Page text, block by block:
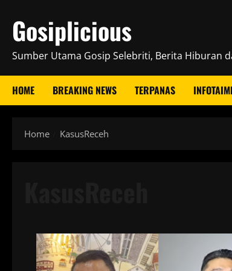
content
Gosiplicious
Sumber Utama Gosip Selebriti, Berita Hiburan
HOME BREAKING NEWS TERPANAS
Home KasusReceh